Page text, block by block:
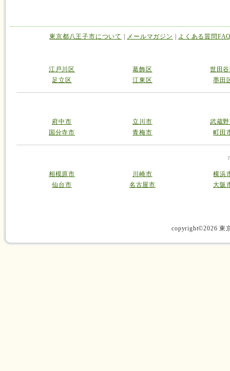
東京都八王子市について メールマガジン よくある質問
江戸川区 葛飾区
世田
足立区
江東区 墨田
府中市 立川市
武蔵
国分寺市
青梅市 町田
相模原市 川崎市
横浜
仙台市
名古屋市 大阪
copyright©2026 東